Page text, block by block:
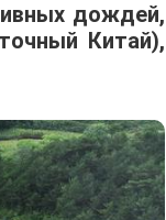
дождей,
Китай),